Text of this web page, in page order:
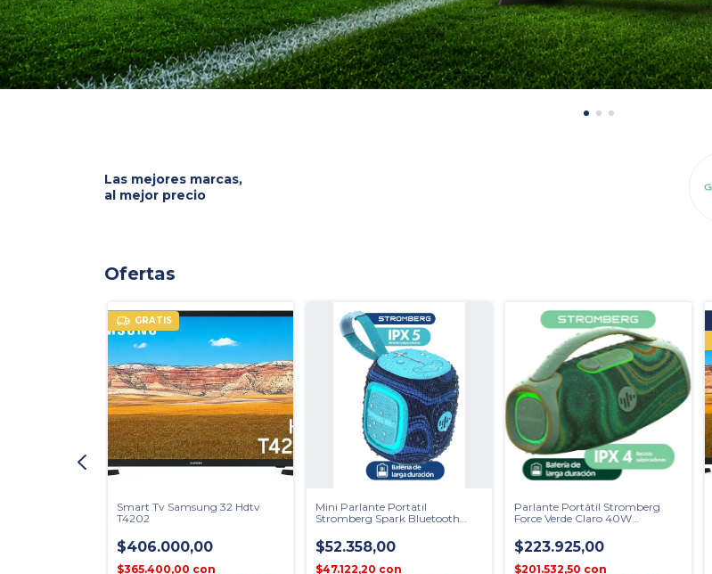
Las mejores marcas,
al mejor precio
Ofertas
GRATIS
Smart Tv Samsung 32 Hdtv
T4202
$406.000,00
$365.400,00 con
Mini Parlante Portatil
Stromberg Spark Bluetooth
$52.358,00
$47.122,20 con
Parlante Portátil Stromberg
Force Verde Claro 40W
$223.925,00
$201.532,50 con